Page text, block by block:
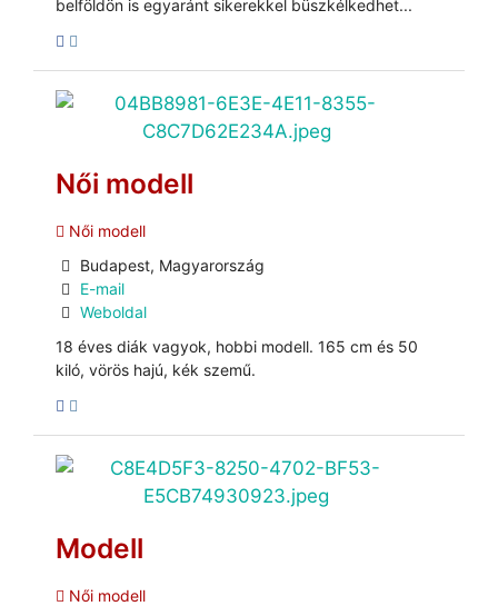
belföldön is egyaránt sikerekkel büszkélkedhet...
Női modell
Női modell
Budapest, Magyarország
E-mail
Weboldal
18 éves diák vagyok, hobbi modell. 165 cm és 50
kiló, vörös hajú, kék szemű.
Modell
Női modell